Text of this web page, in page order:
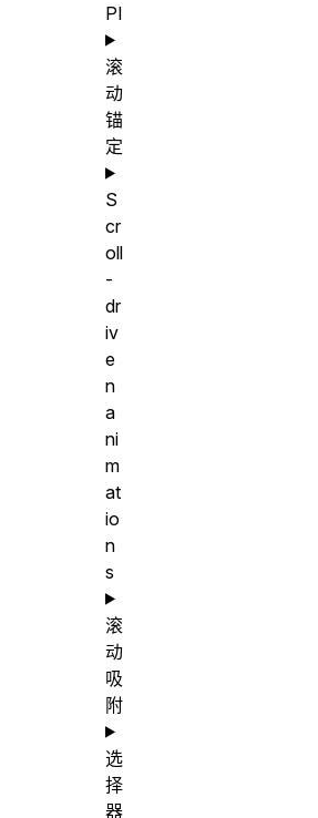
PI
滚
动
锚
定
S
cr
oll
-
dr
iv
e
n
a
ni
m
at
io
n
s
滚
动
吸
附
选
择
器